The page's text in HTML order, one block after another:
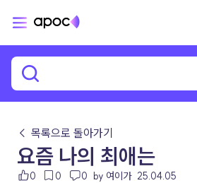
← 목록으로 돌아가기
요즘 나의 최애는
0 0 0 by 여이가 25.04.05